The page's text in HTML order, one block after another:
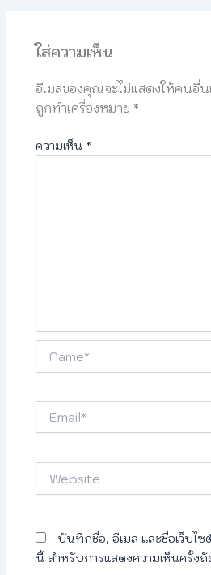
ใส่ความเห็น
อีเมลของคุณจะไม่แสดงให้คนอื่น
ถูกทำเครื่องหมาย *
ความเห็น *
บันทึกชื่อ, อีเมล และชื่อเว็บไ
นี้ สำหรับการแสดงความเห็นครั้งถั